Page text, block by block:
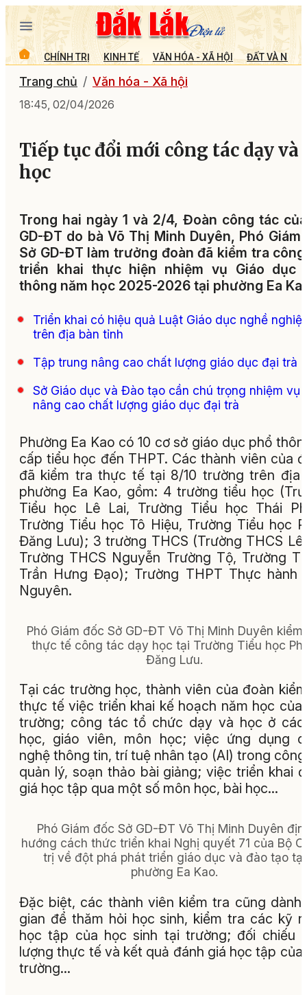
CHÍNH TRỊ KINH TẾ VĂN HÓA - XÃ HỘI ĐẤT VÀ
Trang chủ Văn hóa - Xã hội
18:45, 02/04/2026
Tiếp tục đổi mới công tác dạy và
học
Trong hai ngày 1 và 2/4, Đoàn công tác
GD-ĐT do bà Võ Thị Minh Duyên, Phó Giám
Sở GD-ĐT làm trưởng đoàn đã kiểm tra
triển khai thực hiện nhiệm vụ Giáo dục
thông năm học 2025-2026 tại phường Ea
Triển khai có hiệu quả Luật Giáo dục nghề
trên địa bàn tỉnh
Tập trung nâng cao chất lượng giáo dục đại trà
Sở Giáo dục và Đào tạo cần chú trọng nhiệm vụ
nâng cao chất lượng giáo dục đại trà
Phường Ea Kao có 10 cơ sở giáo dục phổ
cấp tiểu học đến THPT. Các thành viên của
đã kiểm tra thực tế tại 8/10 trường trên địa
phường Ea Kao, gồm: 4 trường tiểu học
Tiểu học Lê Lai, Trường Tiểu học Thái
Trường Tiểu học Tô Hiệu, Trường Tiểu học
Đăng Lưu); 3 trường THCS (Trường THCS Lê
Trường THCS Nguyễn Trường Tộ, Trường
Trần Hưng Đạo); Trường THPT Thực hành
Nguyên.
Phó Giám đốc Sở GD-ĐT Võ Thị Minh Duyên kiểm
thực tế công tác dạy học tại Trường Tiểu học
Đăng Lưu.
Tại các trường học, thành viên của đoàn
thực tế việc triển khai kế hoạch năm học của
trường; công tác tổ chức dạy và học ở
học, giáo viên, môn học; việc ứng dụng
nghệ thông tin, trí tuệ nhân tạo (AI) trong
quản lý, soạn thảo bài giảng; việc triển khai
giá học tập qua một số môn học, bài học…
Phó Giám đốc Sở GD-ĐT Võ Thị Minh Duyên
hướng cách thức triển khai Nghị quyết 71 của Bộ
trị về đột phá phát triển giáo dục và đào tạo tại
phường Ea Kao.
Đặc biệt, các thành viên kiểm tra cũng dành
gian để thăm hỏi học sinh, kiểm tra các kỹ
học tập của học sinh tại trường; đối chiếu
lượng thực tế và kết quả đánh giá học tập của
trường…